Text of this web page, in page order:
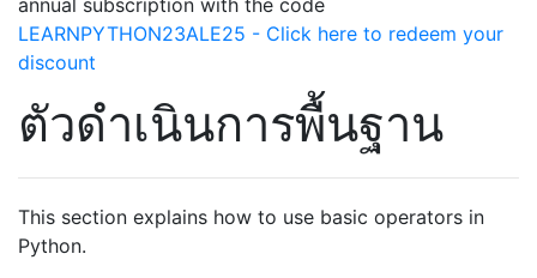
LEARNPYTHON23ALE25 - Click here to redeem your
discount
ตัวดำเนินการพื้นฐาน
This section explains how to use basic operators in
Python.